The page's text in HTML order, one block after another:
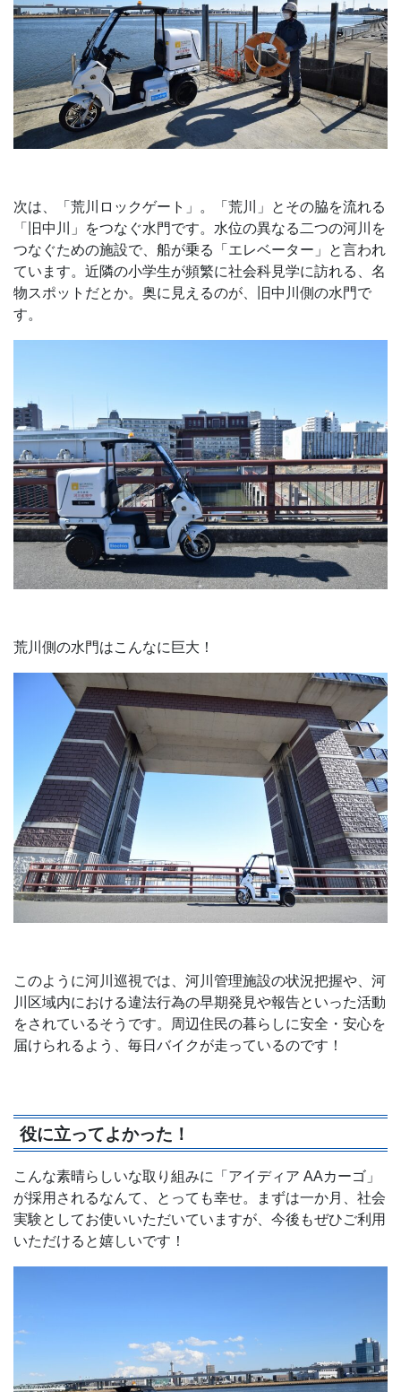
次は、「荒川ロックゲート」。「荒川」とその脇を流れる
「旧中川」をつなぐ水門です。水位の異なる二つの河川を
つなぐための施設で、船が乗る「エレベーター」と言われ
ています。近隣の小学生が頻繁に社会科見学に訪れる、名
物スポットだとか。奥に見えるのが、旧中川側の水門で
す。
荒川側の水門はこんなに巨大！
このように河川巡視では、河川管理施設の状況把握や、河
川区域内における違法行為の早期発見や報告といった活動
をされているそうです。周辺住民の暮らしに安全・安心を
届けられるよう、毎日バイクが走っているのです！
役に立ってよかった！
こんな素晴らしいな取り組みに「アイディア AAカーゴ」
が採用されるなんて、とっても幸せ。まずは一か月、社会
実験としてお使いいただいていますが、今後もぜひご利用
いただけると嬉しいです！